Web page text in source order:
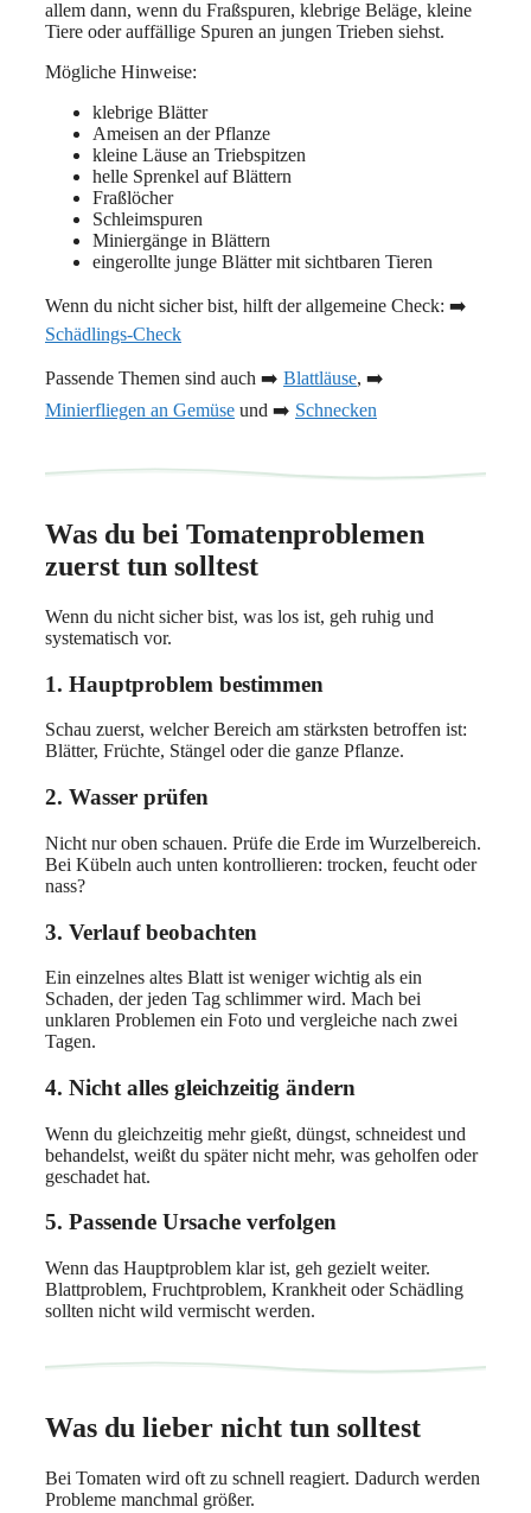
allem dann, wenn du Fraßspuren, klebrige Beläge, kleine
Tiere oder auffällige Spuren an jungen Trieben siehst.
Mögliche Hinweise:
klebrige Blätter
Ameisen an der Pflanze
kleine Läuse an Triebspitzen
helle Sprenkel auf Blättern
Fraßlöcher
Schleimspuren
Miniergänge in Blättern
eingerollte junge Blätter mit sichtbaren Tieren
Wenn du nicht sicher bist, hilft der allgemeine Check: ➡️
Schädlings-Check
Passende Themen sind auch ➡️ Blattläuse, ➡️
Minierfliegen an Gemüse und ➡️ Schnecken
Was du bei Tomatenproblemen
zuerst tun solltest
Wenn du nicht sicher bist, was los ist, geh ruhig und
systematisch vor.
1. Hauptproblem bestimmen
Schau zuerst, welcher Bereich am stärksten betroffen ist:
Blätter, Früchte, Stängel oder die ganze Pflanze.
2. Wasser prüfen
Nicht nur oben schauen. Prüfe die Erde im Wurzelbereich.
Bei Kübeln auch unten kontrollieren: trocken, feucht oder
nass?
3. Verlauf beobachten
Ein einzelnes altes Blatt ist weniger wichtig als ein
Schaden, der jeden Tag schlimmer wird. Mach bei
unklaren Problemen ein Foto und vergleiche nach zwei
Tagen.
4. Nicht alles gleichzeitig ändern
Wenn du gleichzeitig mehr gießt, düngst, schneidest und
behandelst, weißt du später nicht mehr, was geholfen oder
geschadet hat.
5. Passende Ursache verfolgen
Wenn das Hauptproblem klar ist, geh gezielt weiter.
Blattproblem, Fruchtproblem, Krankheit oder Schädling
sollten nicht wild vermischt werden.
Was du lieber nicht tun solltest
Bei Tomaten wird oft zu schnell reagiert. Dadurch werden
Probleme manchmal größer.